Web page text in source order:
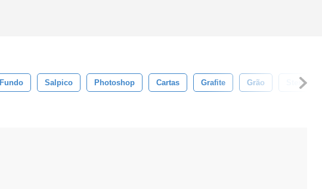
Fundo Salpico Photoshop Cartas Grafite Grão Stencil